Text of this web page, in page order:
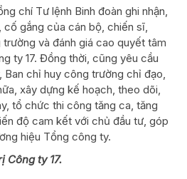
chí Tư lệnh Binh đoàn ghi nhận,
cố gắng của cán bộ, chiến sĩ,
và đánh giá cao quyết tâm
ty 17. Đồng thời, cũng yêu cầu
Ban chỉ huy công trường chỉ đạo,
xây dựng kế hoạch, theo dõi,
tổ chức thi công tăng ca, tăng
độ cam kết với chủ đầu tư, góp
hiệu Tổng công ty.
Công ty 17.